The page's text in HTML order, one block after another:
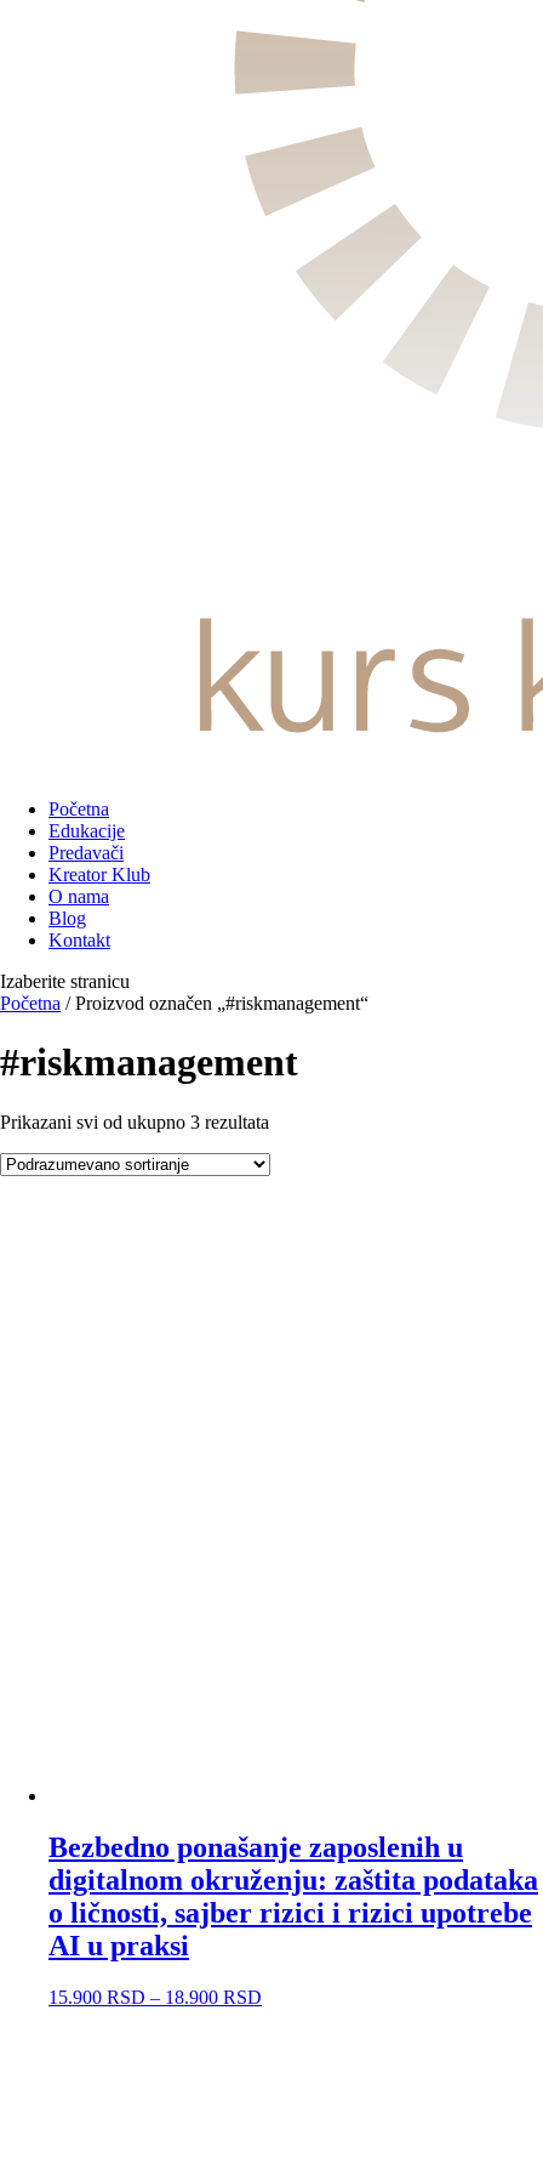
Početna
Edukacije
Predavači
Kreator Klub
O nama
Blog
Kontakt
Izaberite stranicu
Početna / Proizvod označen „#riskmanagement“
#riskmanagement
Prikazani svi od ukupno 3 rezultata
Bezbedno ponašanje zaposlenih u
digitalnom okruženju: zaštita podataka
o ličnosti, sajber rizici i rizici upotrebe
AI u praksi
15.900 RSD – 18.900 RSD